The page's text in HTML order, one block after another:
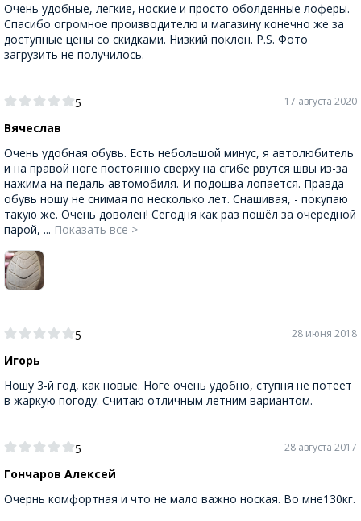
Очень удобные, легкие, ноские и просто оболденные лоферы.
Спасибо огромное производителю и магазину конечно же за
доступные цены со скидками. Низкий поклон. P.S. Фото
загрузить не получилось.
5
Вячеслав
17 августа 2020
Очень удобная обувь. Есть небольшой минус, я автолюбитель
и на правой ноге постоянно сверху на сгибе рвутся швы из-за
нажима на педаль автомобиля. И подошва лопается. Правда
обувь ношу не снимая по несколько лет. Снашивая, - покупаю
такую же. Очень доволен! Сегодня как раз пошёл за очередной
парой, ... Показать все >
5
Игорь
28 июня 2018
Ношу 3-й год, как новые. Ноге очень удобно, ступня не потеет
в жаркую погоду. Считаю отличным летним вариантом.
5
Гончаров Алексей
28 августа 2017
Очернь комфортная и что не мало важно ноская. Во мне130кг.